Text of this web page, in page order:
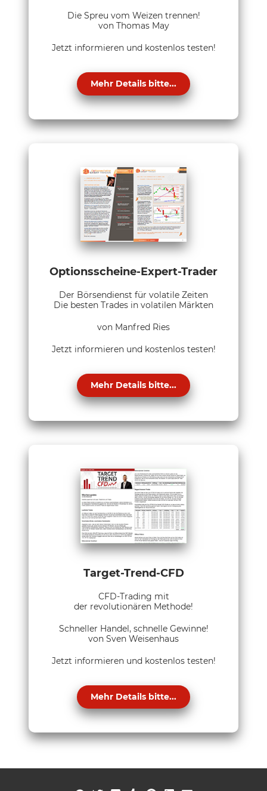
Die Spreu vom Weizen trennen!
von Thomas May
Jetzt informieren und kostenlos testen!
Mehr Details bitte...
Optionsscheine-Expert-Trader
Der Börsendienst für volatile Zeiten
Die besten Trades in volatilen Märkten
von Manfred Ries
Jetzt informieren und kostenlos testen!
Mehr Details bitte...
Target-Trend-CFD
CFD-Trading mit
der revolutionären Methode!
Schneller Handel, schnelle Gewinne!
von Sven Weisenhaus
Jetzt informieren und kostenlos testen!
Mehr Details bitte...